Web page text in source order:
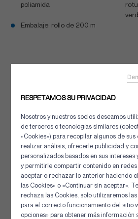
Panel
RESPETAMOS SU PRIVACIDAD
Nosotros y nuestros socios deseamos
de terceros o tecnologías similares
«Cookies») para recopilar algunos de
realizar análisis, ofrecerle publicidad y
personalizados basados en sus intereses
y permitirle compartir contenido en
aceptar o rechazar lo anterior haciendo
las Cookies» o «Continuar sin aceptar».
rechaza las Cookies, solo utilizaremos
para el correcto funcionamiento del sitio
opciones» para obtener más información
poliamida
Embalaje: rollo de 200 m
VALORES
Diámetro (mm) Peso (kg/m)
32 610
34 690
36 770